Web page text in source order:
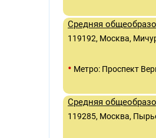
Средняя
119192, Москва,
• Метро: Проспект
Средняя
119285, Москва,